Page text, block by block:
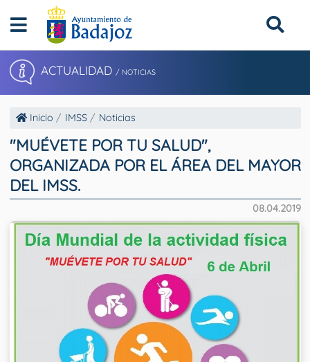
ACTUALIDAD / NOTICIAS
Inicio IMSS Noticias
"MUÉVETE POR TU SALUD",
ORGANIZADA POR EL ÁREA DEL MAYOR
DEL IMSS.
08.04.2019